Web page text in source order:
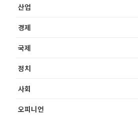
산업
경제
국제
정치
사회
오피니언